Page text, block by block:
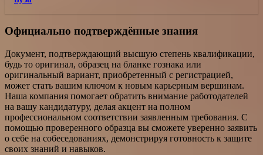
Официально подтверждённые знания
Документ, подтверждающий высшую степень квалификации,
будь то оригинал, образец на бланке гознака или
оригинальный вариант, приобретенный с регистрацией,
может стать вашим ключом к новым карьерным вершинам.
Наша компания помогает обратить внимание работодателей
на вашу кандидатуру, делая акцент на полном
профессиональном соответствии заявленным требования. С
помощью проверенного образца вы сможете уверенно заявить
о себе на собеседованиях, демонстрируя готовность к защите
своих знаний и навыков.